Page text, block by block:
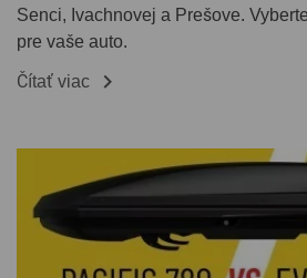
Senci, Ivachnovej a Prešove.
pre vaše auto.
Čítať viac 